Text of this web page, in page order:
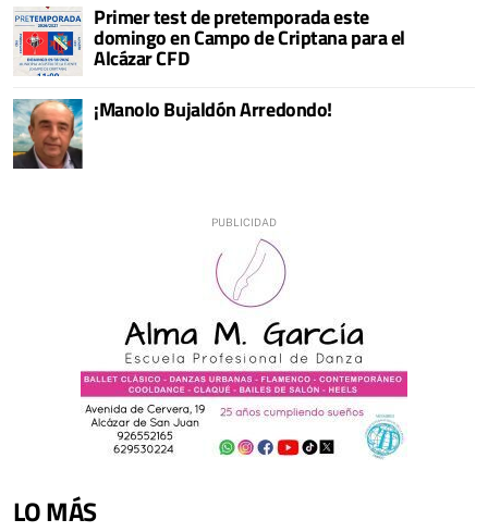
Primer test de pretemporada este
domingo en Campo de Criptana para el
Alcázar CFD
¡Manolo Bujaldón Arredondo!
LO MÁS